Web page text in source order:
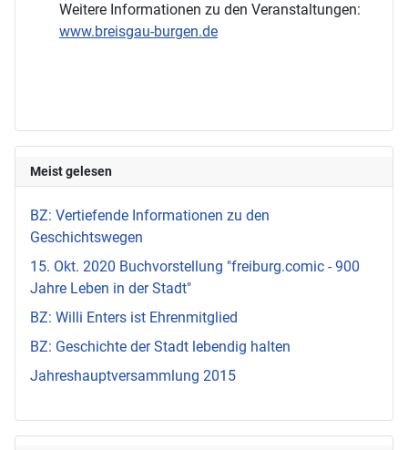
Weitere Informationen zu den Veranstaltungen:
www.breisgau-burgen.de
Meist gelesen
BZ: Vertiefende Informationen zu den
Geschichtswegen
15. Okt. 2020 Buchvorstellung "freiburg.comic - 900
Jahre Leben in der Stadt"
BZ: Willi Enters ist Ehrenmitglied
BZ: Geschichte der Stadt lebendig halten
Jahreshauptversammlung 2015